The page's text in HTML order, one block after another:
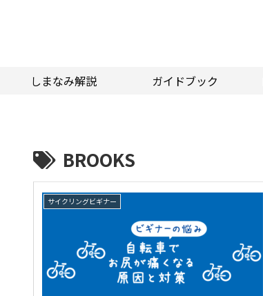
しまなみ解説 ガイドブック
BROOKS
サイクリングビギナー